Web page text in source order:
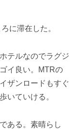
に滞在した。
テルなのでラグジ
イ良い。MTRの
ザンロードもすぐ
いていける。
ある。素晴らし